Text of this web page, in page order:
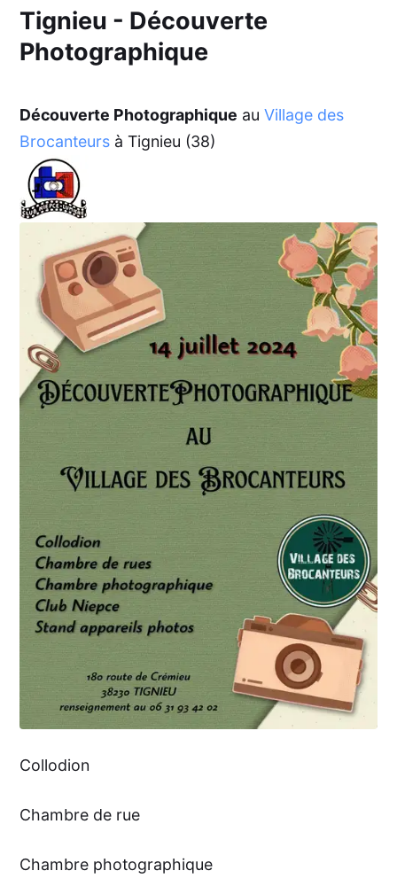
Tignieu - Découverte
Photographique
Découverte Photographique au Village des
Brocanteursà Tignieu (38)
Collodion
Chambre de rue
Chambre photographique